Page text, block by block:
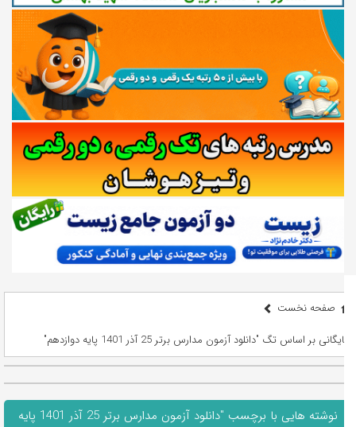
صفحه نخست
بایگانی بر اساس تگ "دانلود آزمون مدارس برتر 25 آذر 1401 پایه دوازدهم"
نوشته هایی با برچسب "دانلود آزمون مدارس برتر 25 آذر 1401 پایه